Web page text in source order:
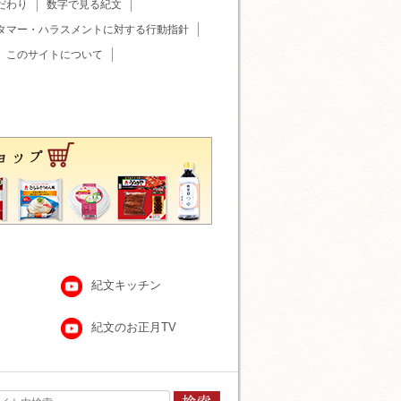
わり
数字で見る紀文
マー・ハラスメントに対する行動指針
このサイトについて
紀文キッチン
紀文のお正月TV